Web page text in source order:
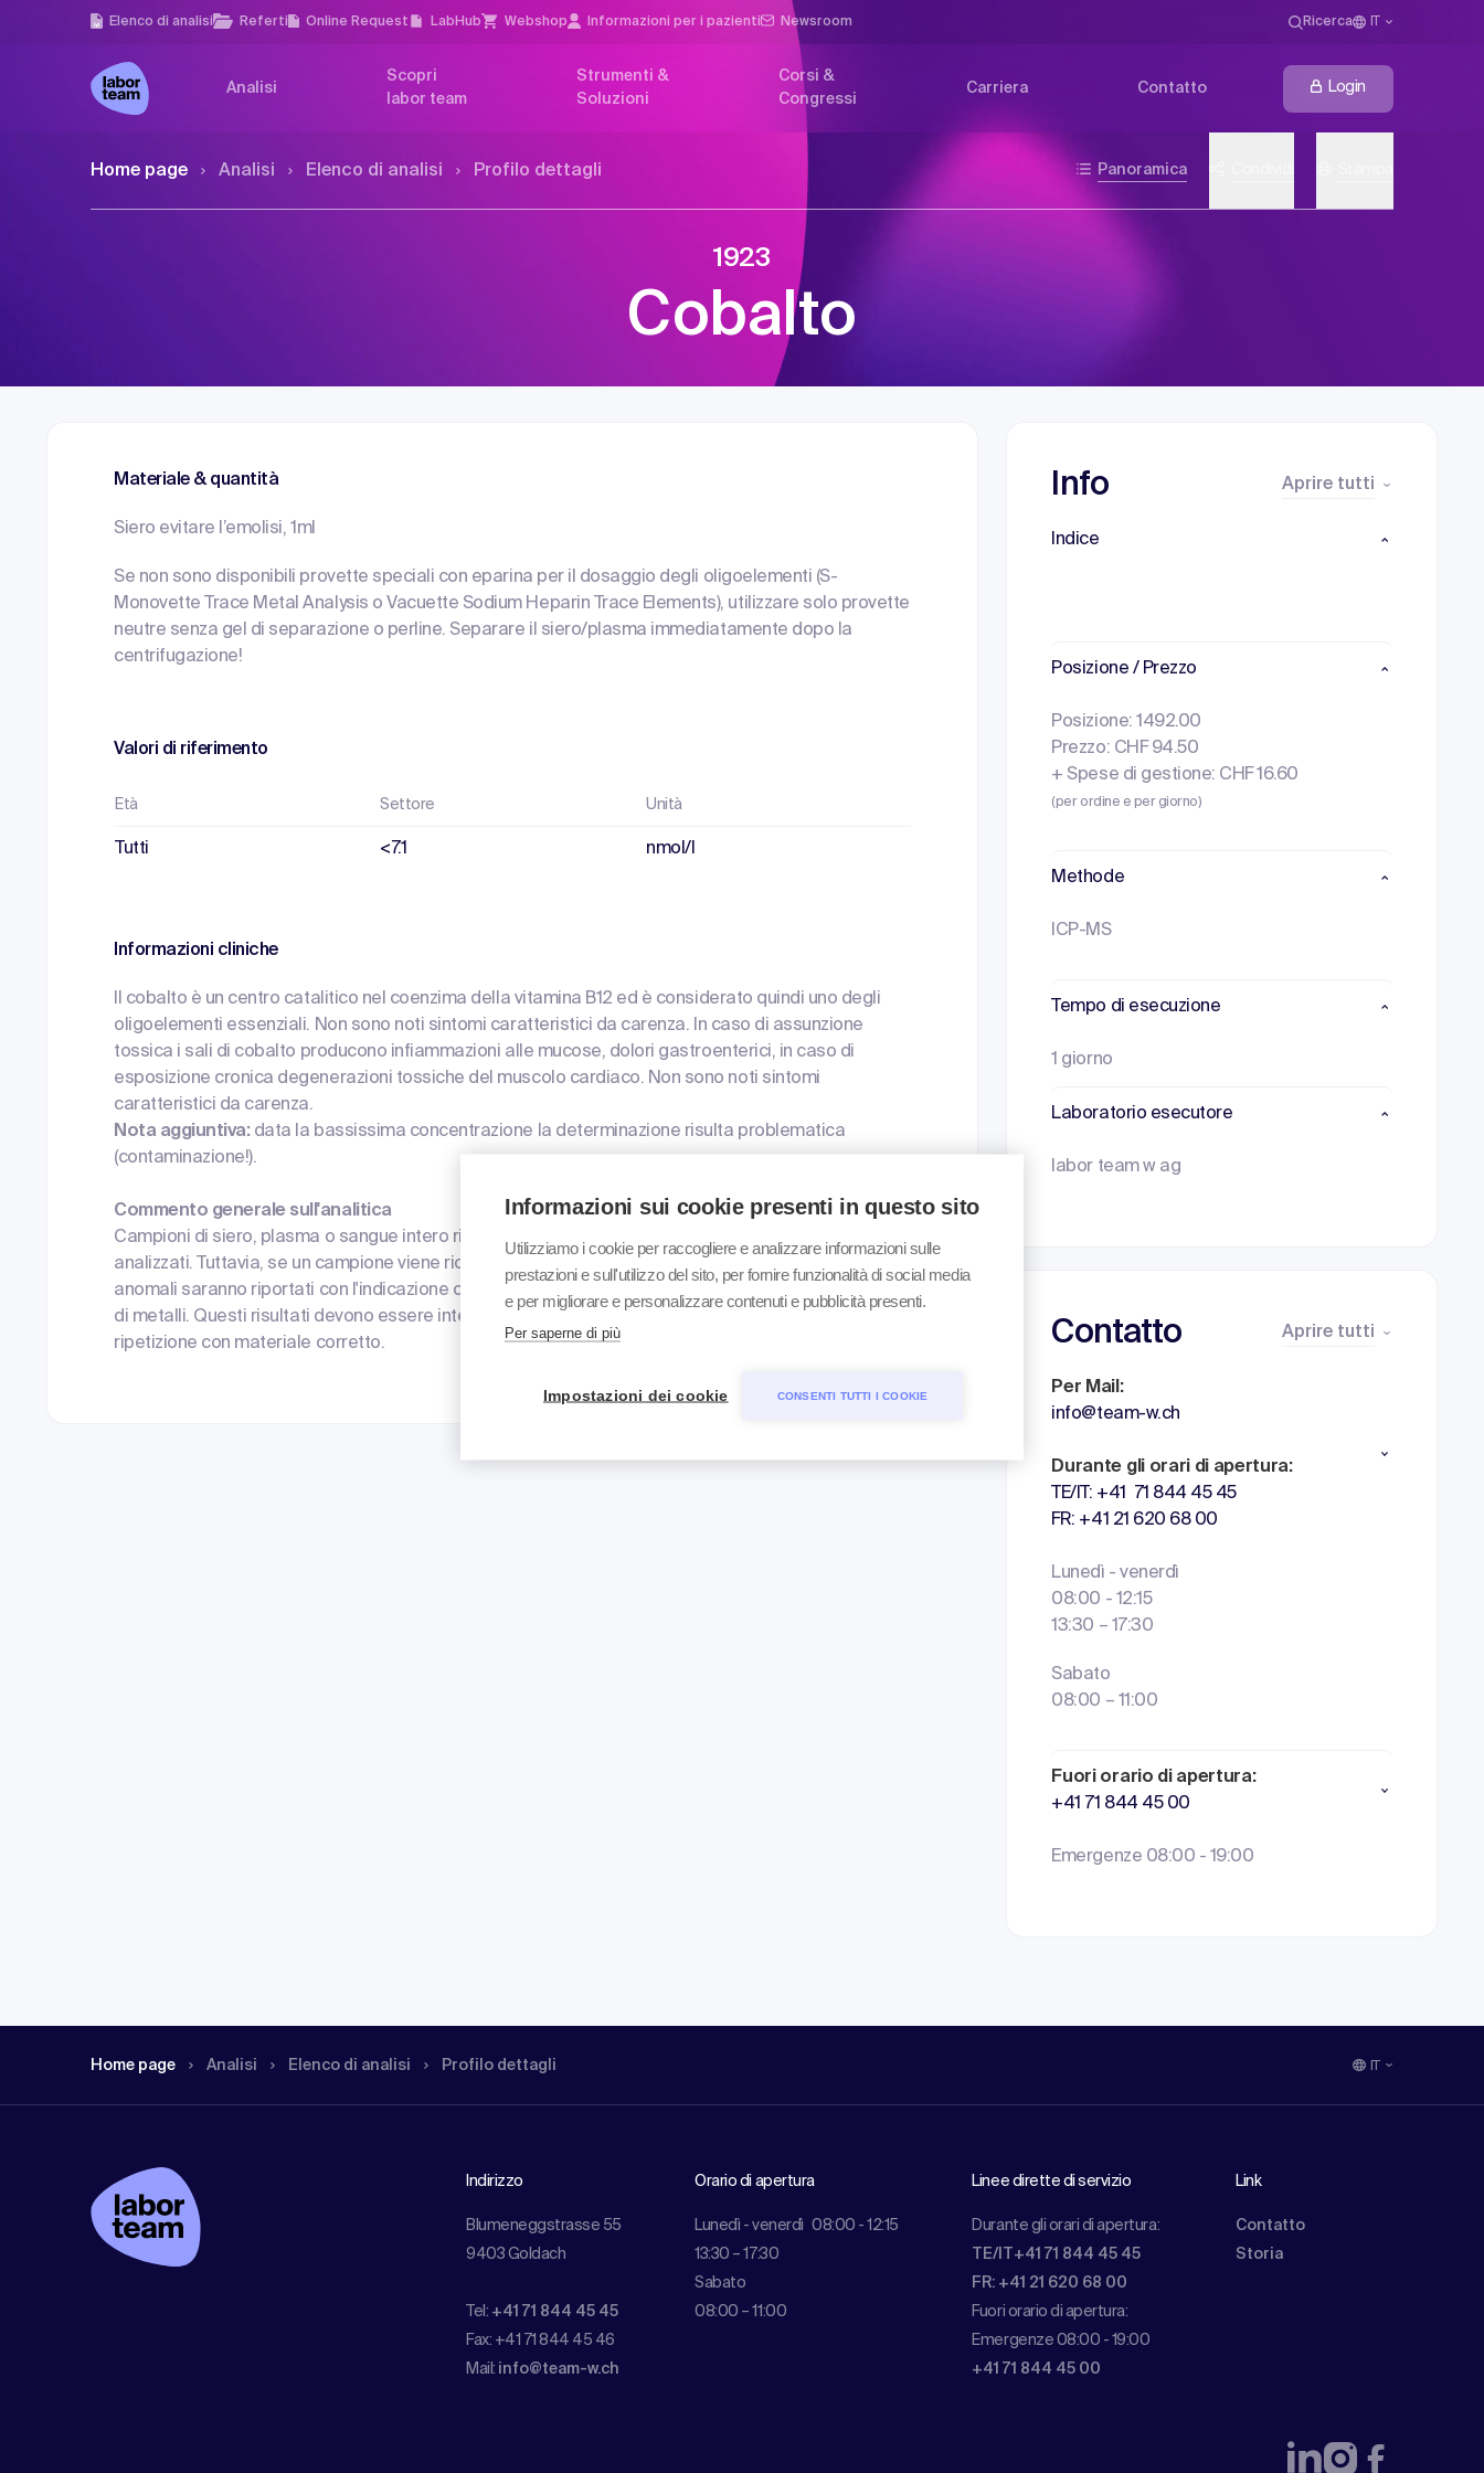
Elenco di analisi Referti Online Request LabHub Webshop Informazioni per i pazienti Newsroom Ricerca
Analisi
Scopri
labor team
Strumenti &
Soluzioni
Corsi &
Congressi
Carriera Contatto Login
Home page Analisi Elenco di analisi Profilo dettagli Panoramica
1923
Cobalto
Materiale & quantità
Siero evitare l’emolisi, 1ml
Se non sono disponibili provette speciali con eparina per il dosaggio degli oligoelementi (S-
Monovette Trace Metal Analysis o Vacuette Sodium Heparin Trace Elements), utilizzare solo provette
neutre senza gel di separazione o perline. Separare il siero/plasma immediatamente dopo la
centrifugazione!
Valori di riferimento
Età Settore Unità
Tutti <7.1 nmol/l
Informazioni cliniche
Il cobalto è un centro catalitico nel coenzima della vitamina B12 ed è considerato quindi uno degli
oligoelementi essenziali. Non sono noti sintomi caratteristici da carenza. In caso di assunzione
tossica i sali di cobalto producono infiammazioni alle mucose, dolori gastroenterici, in caso di
esposizione cronica degenerazioni tossiche del muscolo cardiaco. Non sono noti sintomi
caratteristici da carenza.
Nota aggiuntiva:data la bassissima concentrazione la determinazione risulta problematica
(contaminazione!).
Commento generale sull'analitica
Campioni di siero, plasma o sangue intero ricevuti nelle provette standard non verranno scartati ma
analizzati. Tuttavia, se un campione viene ricevuto in una provetta non priva di metalli, i risultati
anomali saranno riportati con l'indicazione che il campione non è stato ricevuto in una provetta priva
di metalli. Questi risultati devono essere interpretati con cautela. È necessario richiedere una
ripetizione con materiale corretto.
Info Aprire tutti
Indice
Posizione / Prezzo
Posizione: 1492.00
Prezzo: CHF 94.50
+ Spese di gestione: CHF 16.60
(per ordine e per giorno)
Methode
ICP-MS
Tempo di esecuzione
1 giorno
Laboratorio esecutore
labor team w ag
Contatto Aprire tutti
Per Mail:
info@team-w.ch
Durante gli orari di apertura:
TE/IT: +41 71 844 45 45
FR: +41 21 620 68 00
Lunedì - venerdì
08:00 - 12:15
13:30 – 17:30
Sabato
08:00 – 11:00
Fuori orario di apertura:
+41 71 844 45 00
Emergenze 08:00 - 19:00
Home page Analisi Elenco di analisi Profilo dettagli
Indirizzo
Blumeneggstrasse 55
9403 Goldach
Tel: +41 71 844 45 45
Fax: +41 71 844 45 46
Mail: info@team-w.ch
Orario di apertura
Lunedì - venerdì 08:00 - 12:15
13:30 – 17:30
Sabato
08:00 – 11:00
Linee dirette di servizio
Durante gli orari di apertura:
TE/IT+41 71 844 45 45
FR: +41 21 620 68 00
Fuori orario di apertura:
Emergenze 08:00 - 19:00
+41 71 844 45 00
Link
Contatto
Storia
Informazioni sui cookie presenti in questo sito
Utilizziamo i cookie per raccogliere e analizzare informazioni sulle
prestazioni e sull'utilizzo del sito, per fornire funzionalità di social media
e per migliorare e personalizzare contenuti e pubblicità presenti.
Per saperne di più
Impostazioni dei cookie CONSENTI TUTTI I COOKIE